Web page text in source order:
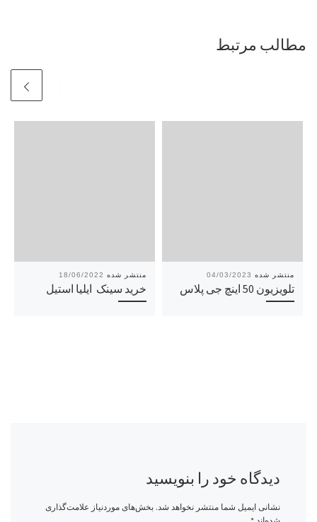
مطالب مرتبط
18/06/2022
خرید سینک ایلیا استیل
04/03/2023
تلویزیون 50 اینچ جی پلاس
دیدگاه خود را بنویسید
نشانی ایمیل شما منتشر نخواهد شد. بخش‌های موردنیاز علامت‌گذاری